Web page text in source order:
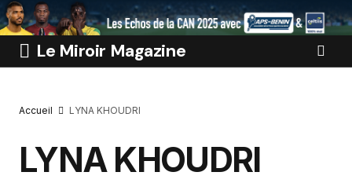
Le Miroir Magazine
Accueil LYNA KHOUDRI
LYNA KHOUDRI